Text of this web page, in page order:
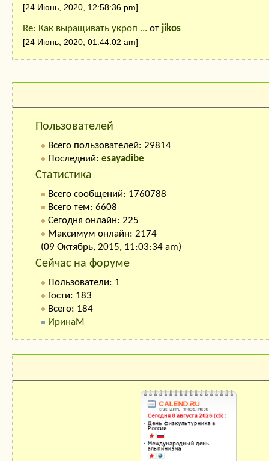
[24 Июнь, 2020, 12:58:36 pm]
Re: Как выращивать укроп ... от jikos
[24 Июнь, 2020, 01:44:02 am]
Пользователей
Всего пользователей: 29814
Последний: esayadibe
Статистика
Всего сообщений: 1760788
Всего тем: 6608
Сегодня онлайн: 225
Максимум онлайн: 2174
(09 Октябрь, 2015, 11:03:34 am)
Сейчас на форуме
Пользователи: 1
Гости: 183
Всего: 184
ИринаМ
Календарь праздников